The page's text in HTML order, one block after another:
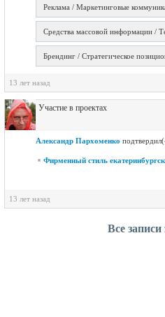
Реклама / Маркетинговые
Средства массовой информации /
Брендинг / Стратегическое
13 лет назад
Участие в проектах
Александр Пархоменко
Фирменный стиль
13 лет назад
Все